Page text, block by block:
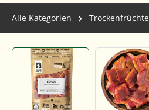
Alle Kategorien Trockenfrüchte
Bildergalerie überspringen